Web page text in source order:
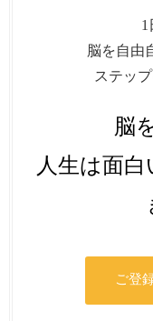
1
脳を自由
ステッ
脳
人生は面
ご登